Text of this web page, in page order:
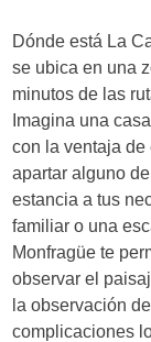
Dónde está La
se ubica en una
minutos de las
Imagina una
con la ventaja
apartar alguno
estancia a tus
familiar o una
Monfragüe te
observar el
la observación
complicaciones